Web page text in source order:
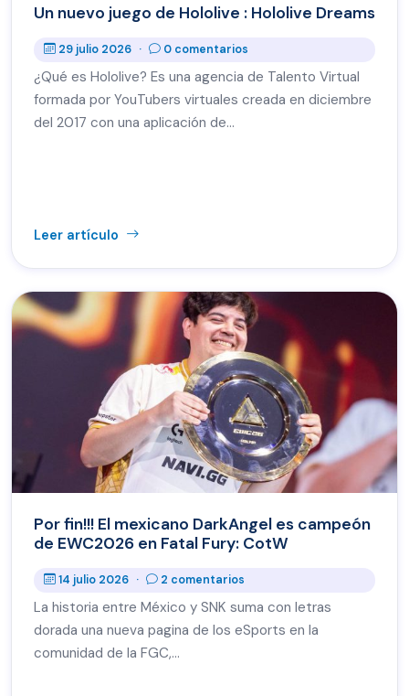
Un nuevo juego de Hololive : Hololive Dreams
29 julio 2026 · 0 comentarios
¿Qué es Hololive? Es una agencia de Talento Virtual
formada por YouTubers virtuales creada en diciembre
del 2017 con una aplicación de…
Leer artículo
Por fin!!! El mexicano DarkAngel es campeón
de EWC2026 en Fatal Fury: CotW
14 julio 2026 · 2 comentarios
La historia entre México y SNK suma con letras
dorada una nueva pagina de los eSports en la
comunidad de la FGC,…